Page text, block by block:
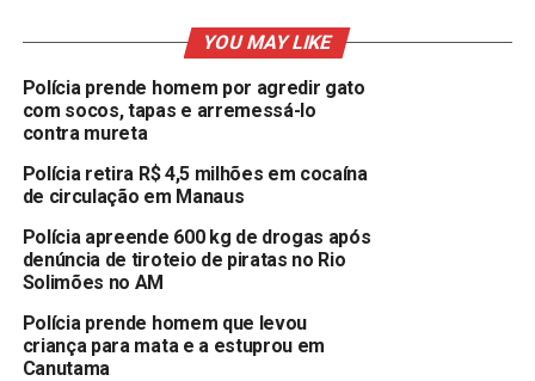
YOU MAY LIKE
Polícia prende homem por agredir gato
com socos, tapas e arremessá-lo
contra mureta
Polícia retira R$ 4,5 milhões em cocaína
de circulação em Manaus
Polícia apreende 600 kg de drogas após
denúncia de tiroteio de piratas no Rio
Solimões no AM
Polícia prende homem que levou
criança para mata e a estuprou em
Canutama